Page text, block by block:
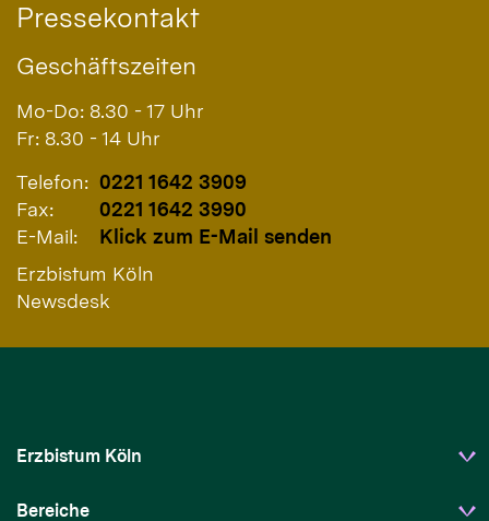
Pressekontakt
Geschäftszeiten
Mo-Do: 8.30 - 17 Uhr
Fr: 8.30 - 14 Uhr
Telefon: 0221 1642 3909
Fax:
0221 1642 3990
E-Mail:
Klick zum E-Mail senden
Erzbistum Köln
Newsdesk
Erzbistum Köln
Bereiche